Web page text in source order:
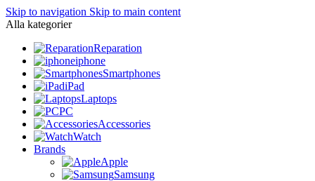
Skip to navigation Skip to main content
Alla kategorier
Reparation
iphone
Smartphones
iPad
Laptops
PC
Accessories
Watch
Brands
Apple
Samsung